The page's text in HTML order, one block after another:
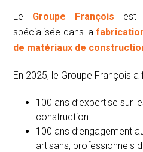
Le Groupe François est
spécialisée dans la
de matériaux de
En 2025, le Groupe François
100 ans d’expertise sur
construction
100 ans d’engagement
artisans, professionnels